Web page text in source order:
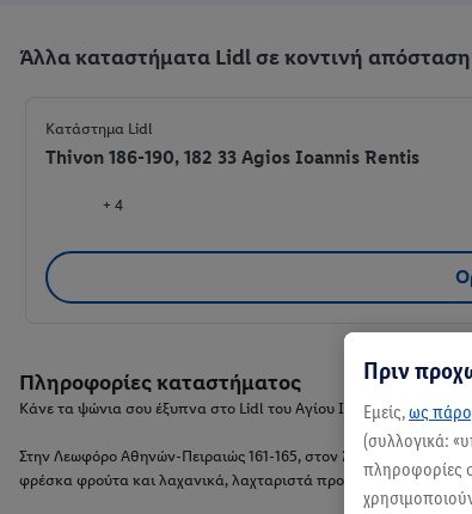
Άλλα καταστήματα Lidl σε κοντινή
Κατάστημα Lidl
Thivon 186-190, 182 33 Agios Ioannis Rentis
+ 4
Πληροφορίες καταστήματος
Κάνε τα ψώνια σου έξυπνα στο Lidl του Αγίου Ιωάννη Ρέντη!
Στην Λεωφόρο Αθηνών-Πειραιώς 161-165, στον Άγιο Ιωάννη
φρέσκα φρούτα και λαχανικά, λαχταριστά προϊόντα από "Ο
Πριν
Εμείς,ως
(συλλογικά:
πληροφορίες